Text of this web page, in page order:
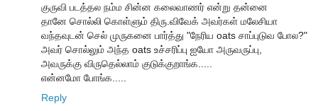
குருவி படத்தல நம்ம சின்ன கலைவாணர் என்று தன்னை
தானே சொல்லி கொள்ளும் திரு.விவேக் அவர்கள் மலேசியா
வந்தவுடன் செல் முருகனை பார்த்து "நேரிய oats சாப்புடுவ போல?"
அவர் சொல்லும் அந்த oats உச்சரிப்பு ஐயோ அருவருப்பு,
அவருக்கு விருதெல்லாம் குடுக்குறாங்க.....
என்னமோ போங்க.....
Reply